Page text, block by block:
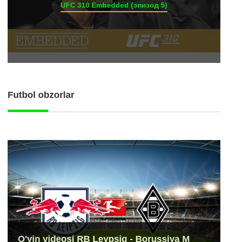
UFC 310 Embedded (эпизод 5)
Futbol obzorlar
O'yin videosi RB Leypsig - Borussiya M